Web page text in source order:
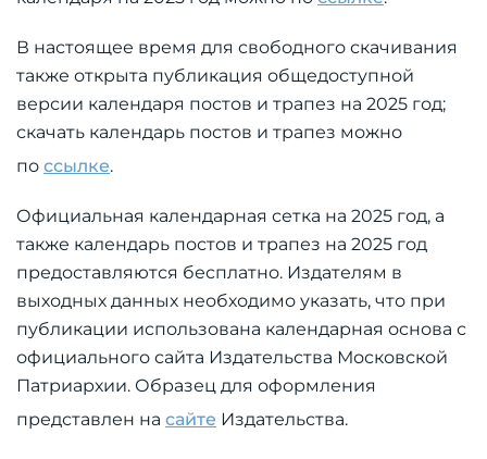
В настоящее время для свободного скачивания
также открыта публикация общедоступной
версии календаря постов и трапез на 2025 год;
скачать календарь постов и трапез можно
по ссылке.
Официальная календарная сетка на 2025 год, а
также календарь постов и трапез на 2025 год
предоставляются бесплатно. Издателям в
выходных данных необходимо указать, что при
публикации использована календарная основа с
официального сайта Издательства Московской
Патриархии. Образец для оформления
представлен на сайте Издательства.